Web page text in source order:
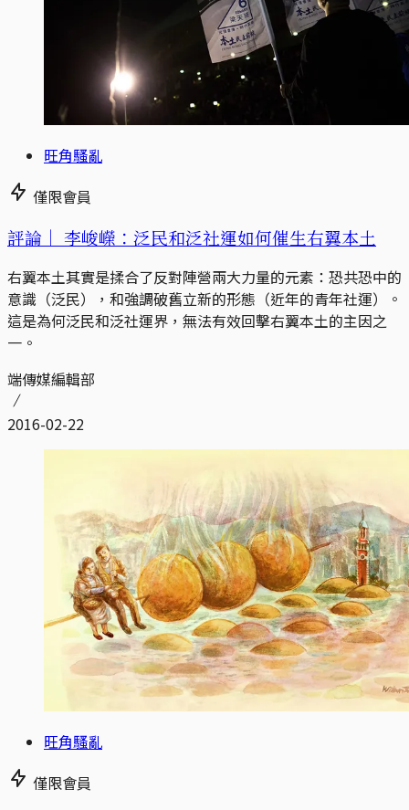
旺角騷亂
僅限會員
評論｜ 李峻嶸：泛民和泛社運如何催生右翼本土
右翼本土其實是揉合了反對陣營兩大力量的元素：恐共恐中的
意識（泛民），和強調破舊立新的形態（近年的青年社運）。
這是為何泛民和泛社運界，無法有效回擊右翼本土的主因之
一。
端傳媒編輯部
2016-02-22
旺角騷亂
僅限會員